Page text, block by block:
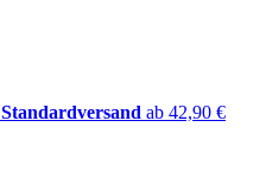
ab 42,90 €